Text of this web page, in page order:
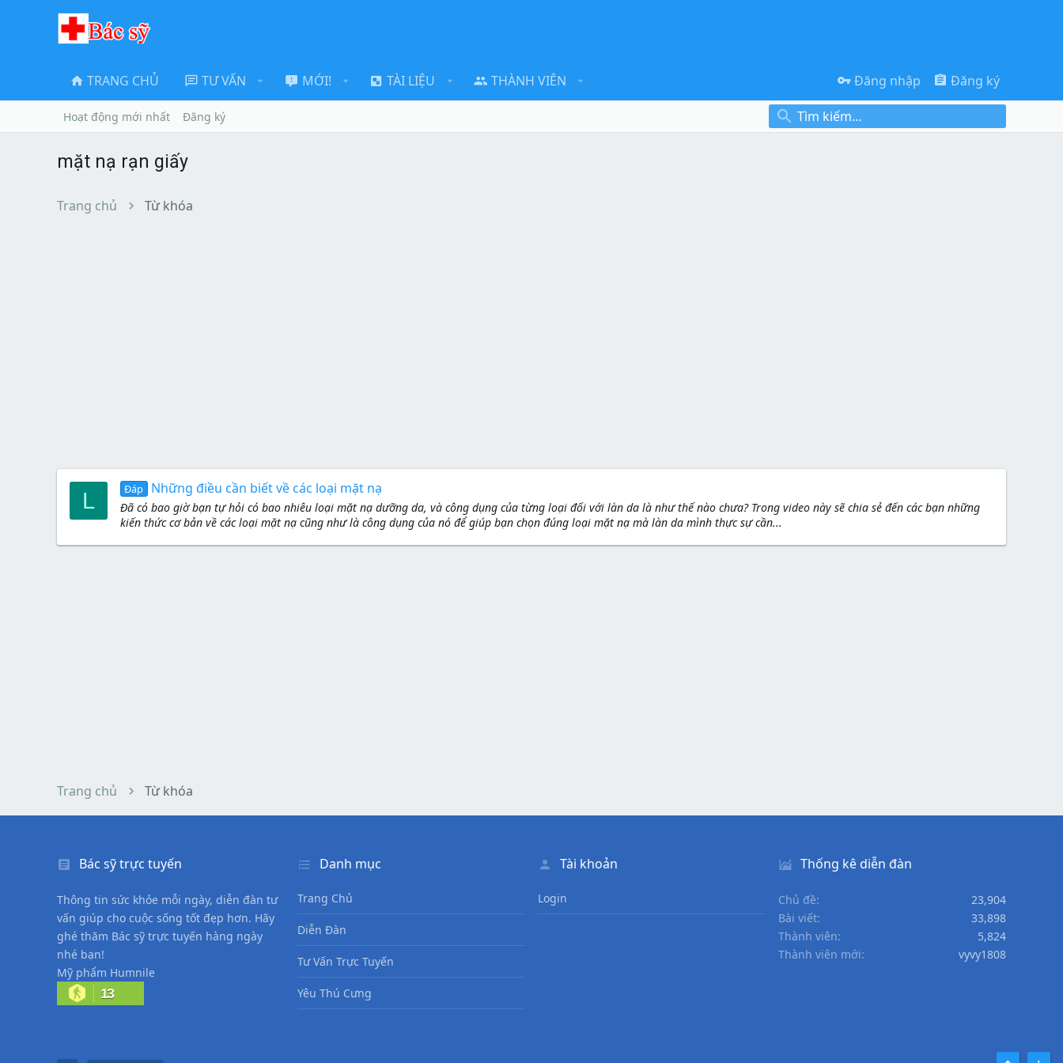
TRANG CHỦ TƯ VẤN MỚI! TÀI LIỆU THÀNH VIÊN Đăng nhập Đăng ký
Hoạt động mới nhất Đăng ký
mặt nạ rạn giấy
Trang chủ Từ khóa
L Đáp Những điều cần biết về các loại mặt nạ
Đã có bao giờ bạn tự hỏi có bao nhiêu loại mặt nạ dưỡng da, và công dụng của từng loại đối với làn da là như thế nào chưa? Trong video này sẽ chia sẻ đến các bạn những
kiến thức cơ bản về các loại mặt nạ cũng như là công dụng của nó để giúp bạn chọn đúng loại mặt nạ mà làn da mình thực sự cần...
Trang chủ Từ khóa
Bác sỹ trực tuyến
Thông tin sức khỏe mỗi ngày, diễn đàn tư
vấn giúp cho cuộc sống tốt đẹp hơn. Hãy
ghé thăm Bác sỹ trực tuyến hàng ngày
nhé bạn!
Mỹ phẩm Humnile
13
Danh mục
Trang Chủ
Diễn Đàn
Tư Vấn Trực Tuyến
Yêu Thú Cưng
Tài khoản
Login
Thống kê diễn đàn
Chủ đề
23,904
Bài viết
33,898
Thành viên
5,824
Thành viên mới
vyvy1808